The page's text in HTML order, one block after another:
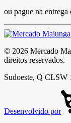
ou pague na entrega
© 2026 Mercado
direitos reservados.
Sudoeste, Q
Desenvolvido por